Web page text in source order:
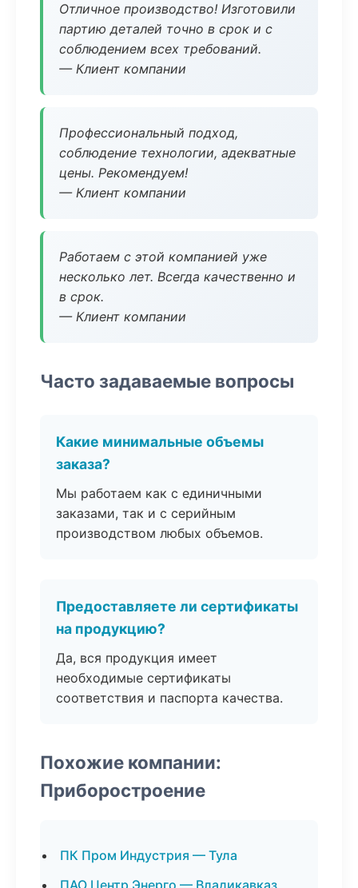
Отличное производство! Изготовили
партию деталей точно в срок и с
соблюдением всех требований.
— Клиент компании
Профессиональный подход,
соблюдение технологии, адекватные
цены. Рекомендуем!
— Клиент компании
Работаем с этой компанией уже
несколько лет. Всегда качественно и
в срок.
— Клиент компании
Часто задаваемые вопросы
Какие минимальные объемы
заказа?
Мы работаем как с единичными
заказами, так и с серийным
производством любых объемов.
Предоставляете ли сертификаты
на продукцию?
Да, вся продукция имеет
необходимые сертификаты
соответствия и паспорта качества.
Похожие компании:
Приборостроение
ПК Пром Индустрия — Тула
ПАО Центр Энерго — Владикавказ